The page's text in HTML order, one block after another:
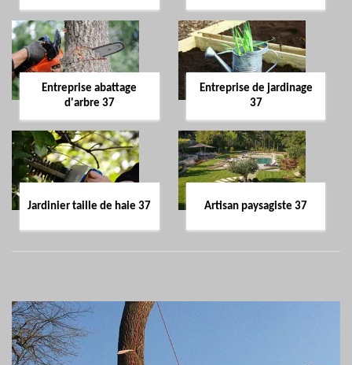
Entreprise abattage
d'arbre 37
Entreprise de jardinage
37
Jardinier taille de haie 37 Artisan paysagiste 37